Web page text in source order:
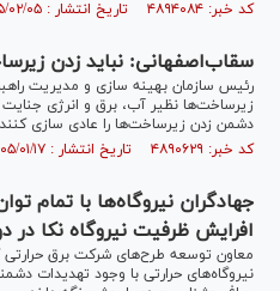
کد خبر: ۴۸۹۴۰۸۴ تاریخ انتشار : ۱۴۰۵/۰۲/۰۵
سقاب‌اصفهانی: نباید زدن
رئیس سازمان بهینه سازی و مدیریت
زیرساخت‌ها نظیر آب، برق و انرژی
دشمن زدن زیرساخت‌ها را عادی سازی
کد خبر: ۴۸۹۰۶۲۹ تاریخ انتشار : ۱۴۰۵/۰۱/۱۷
جهادگران نیروگاه‌ها با تمام
افرایش ظرفیت نیروگاه نکا در
معاون توسعه طرح‌های شرکت برق حرارتی
نیروگاه‌های حرارتی با وجود تهدیدات